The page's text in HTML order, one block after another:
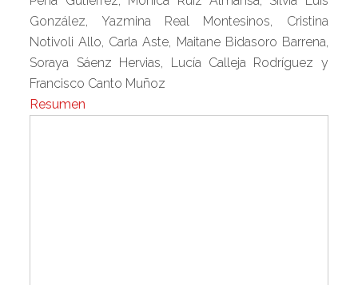
González, Yazmina Real Montesinos, Cristina
Notivoli Allo, Carla Aste, Maitane Bidasoro Barrena,
Soraya Sáenz Hervias, Lucía Calleja Rodríguez y
Francisco Canto Muñoz
Resumen